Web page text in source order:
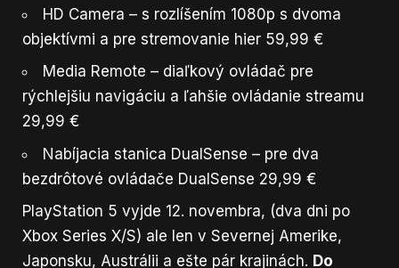
HD Camera – s rozlíšením 1080p s dvoma
objektívmi a pre stremovanie hier 59,99 €
Media Remote – diaľkový ovládač pre
rýchlejšiu navigáciu a ľahšie ovládanie streamu
29,99 €
Nabíjacia stanica DualSense – pre dva
bezdrôtové ovládače DualSense 29,99 €
PlayStation 5 vyjde 12. novembra, (dva dni po
Xbox Series X/S) ale len v Severnej Amerike,
Japonsku, Austrálii a ešte pár krajinách. Do